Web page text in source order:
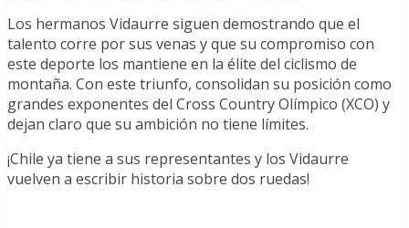
Los hermanos Vidaurre siguen demostrando que el
talento corre por sus venas y que su compromiso con
este deporte los mantiene en la élite del ciclismo de
montaña. Con este triunfo, consolidan su posición como
grandes exponentes del Cross Country Olímpico (XCO) y
dejan claro que su ambición no tiene límites.
¡Chile ya tiene a sus representantes y los Vidaurre
vuelven a escribir historia sobre dos ruedas!